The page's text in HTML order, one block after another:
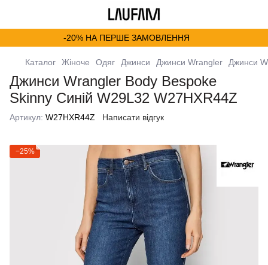
-20% НА ПЕРШЕ ЗАМОВЛЕННЯ
Каталог Жіноче Одяг Джинси Джинси Wrangler Джинси
Джинси Wrangler Body Bespoke
Skinny Синій W29L32 W27HXR44Z
Артикул: W27HXR44Z Написати відгук
−25%